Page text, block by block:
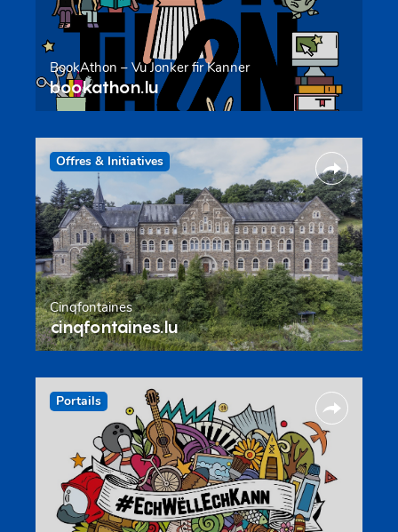
BookAthon – Vu Jonker fir Kanner
bookathon.lu
Offres & Initiatives
Cinqfontaines
cinqfontaines.lu
Portails